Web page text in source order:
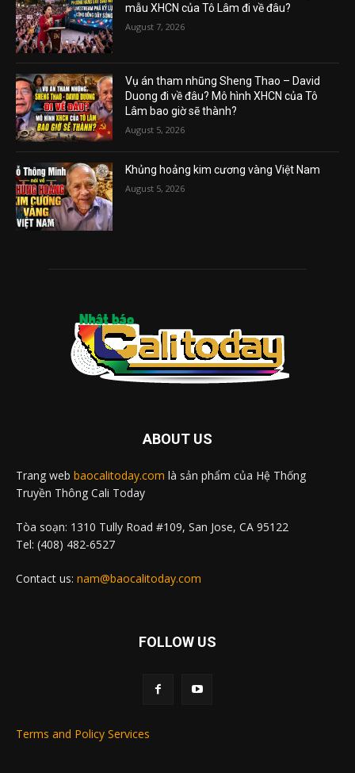
mẫu XHCN của Tô Lâm đi về đâu?
August 7, 2026
Vụ án tham nhũng Sheng Thao – David
Duong đi về đâu? Mô hình XHCN của Tô
Lâm bao giờ sẽ thành?
August 5, 2026
Khủng hoảng kim cương vàng Việt Nam
August 5, 2026
ABOUT US
Trang web baocalitoday.com là sản phẩm của Hệ Thống
Truyền Thông Cali Today
Tòa soạn: 1310 Tully Road #109, San Jose, CA 95122
Tel: (408) 482-6527
Contact us: nam@baocalitoday.com
FOLLOW US
Terms and Policy Services